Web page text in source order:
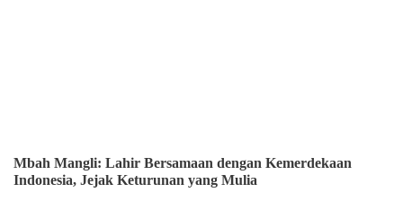
Mbah Mangli: Lahir Bersamaan dengan Kemerdekaan
Indonesia, Jejak Keturunan yang Mulia